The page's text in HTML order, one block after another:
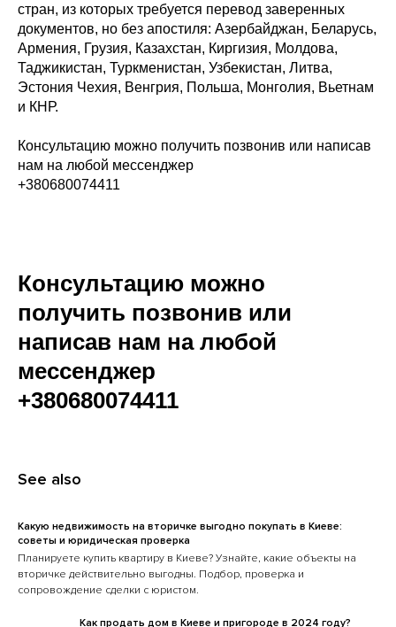
стран, из которых требуется перевод заверенных
документов, но без апостиля: Азербайджан, Беларусь,
Армения, Грузия, Казахстан, Киргизия, Молдова,
Таджикистан, Туркменистан, Узбекистан, Литва,
Эстония Чехия, Венгрия, Польша, Монголия, Вьетнам
и КНР.
Консультацию можно получить позвонив или написав
нам на любой мессенджер
+380680074411
Консультацию можно
получить позвонив или
написав нам на любой
мессенджер
+380680074411
See also
Какую недвижимость на вторичке выгодно покупать в Киеве:
советы и юридическая проверка
Планируете купить квартиру в Киеве? Узнайте, какие объекты на
вторичке действительно выгодны. Подбор, проверка и
сопровождение сделки с юристом.
Как продать дом в Киеве и пригороде в 2024 году?